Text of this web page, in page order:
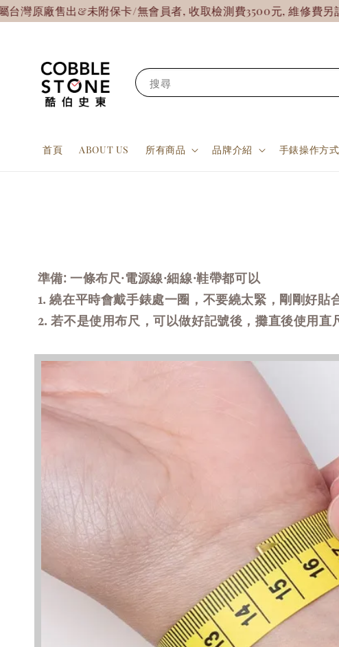
灣原廠售出&未附保卡/無會員者, 收取檢測費3500元, 維修費另計!
搜尋
首頁 ABOUT US 所有商品 品牌介紹 手錶操作方式
準備: 一條布尺·電源線·細線·鞋帶都可以
1. 繞在平時會戴手錶處一圈 ， 不要繞太緊，剛剛好貼
2. 若不是使用布尺，可以做好記號後 ，攤直後使用直